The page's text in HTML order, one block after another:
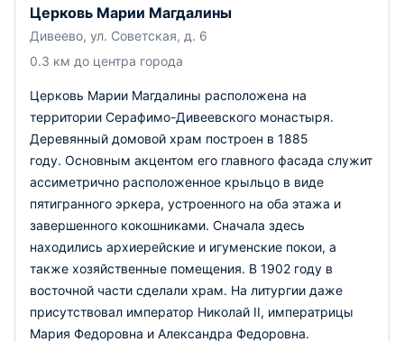
Церковь Марии Магдалины
Дивеево, ул. Советская, д. 6
0.3 км до центра города
Церковь Марии Магдалины расположена на
территории Серафимо-Дивеевского монастыря.
Деревянный домовой храм построен в 1885
году. Основным акцентом его главного фасада служит
ассиметрично расположенное крыльцо в виде
пятигранного эркера, устроенного на оба этажа и
завершенного кокошниками. Сначала здесь
находились архиерейские и игуменские покои, а
также хозяйственные помещения. В 1902 году в
восточной части сделали храм. На литургии даже
присутствовал император Николай II, императрицы
Мария Федоровна и Александра Федоровна.